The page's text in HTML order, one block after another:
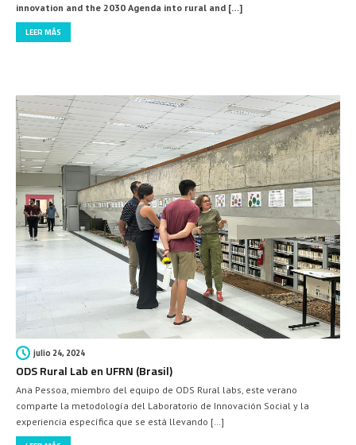
The Sustainable Development Goals (SDG) Rural Lab is an innovative
initiative from the University of Zaragoza (UNIZAR) that brings social
innovation and the 2030 Agenda into rural and […]
julio 24, 2024
ODS Rural Lab en UFRN (Brasil)
Ana Pessoa, miembro del equipo de ODS Rural labs, este verano
comparte la metodología del Laboratorio de Innovación Social y la